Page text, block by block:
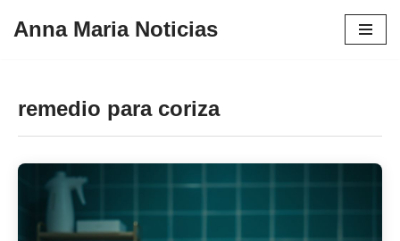
conteúdo
Anna Maria Noticias
remedio para coriza